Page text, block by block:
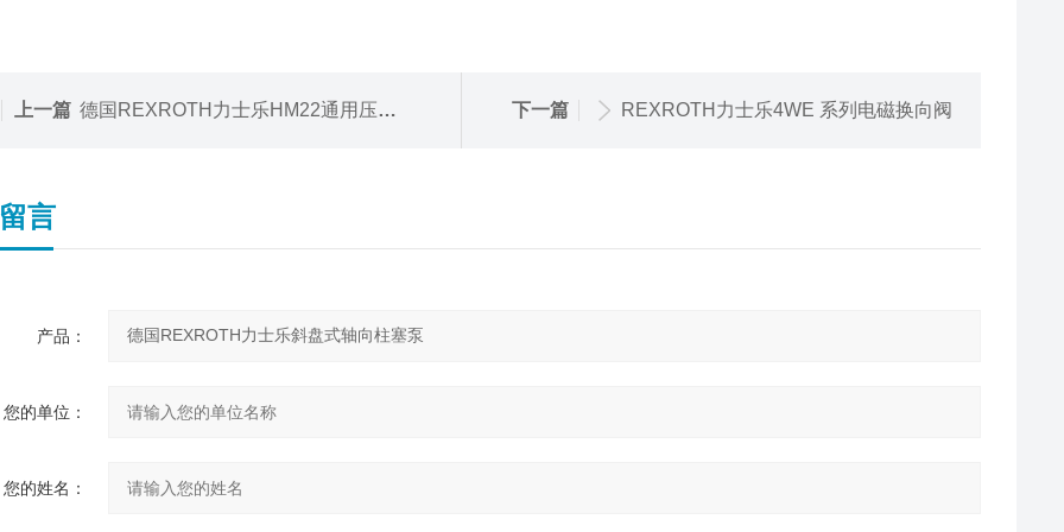
上一篇 德国REXROTH力士乐HM22通用压力传感器 下一篇 REXROTH力士乐4WE 系列电磁换向阀
言
产品：
您的单位：
您的姓名：